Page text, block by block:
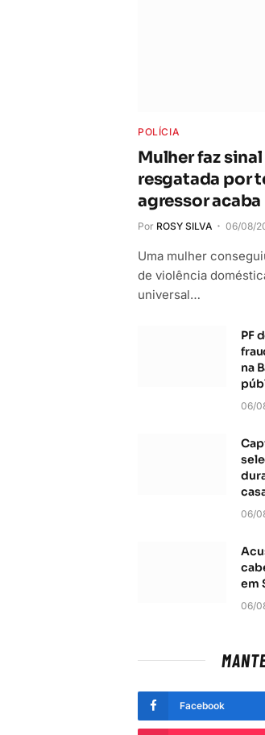
POLÍCIA
Mulher faz
resgatada por
agressor
Por ROSY SILVA 06/08/
Uma mulher
de violência
universal…
PF
na
06/
06/
em
06/
Facebook